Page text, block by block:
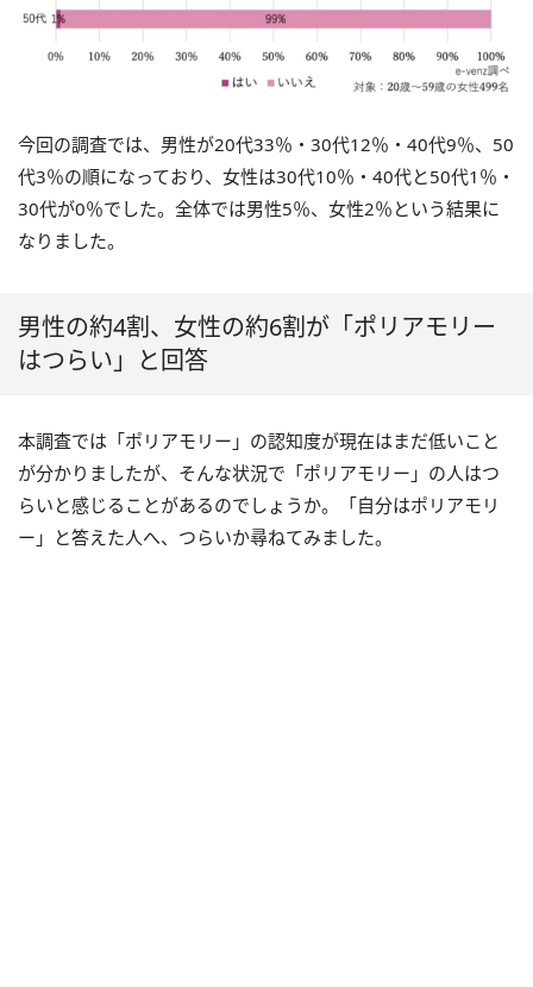
今回の調査では、男性が20代33％・30代12％・40代9％、50
代3％の順になっており、女性は30代10％・40代と50代1％・
30代が0％でした。全体では男性5％、女性2％という結果に
なりました。
男性の約4割、女性の約6割が「ポリアモリー
はつらい」と回答
本調査では「ポリアモリー」の認知度が現在はまだ低いこと
が分かりましたが、そんな状況で「ポリアモリー」の人はつ
らいと感じることがあるのでしょうか。「自分はポリアモリ
ー」と答えた人へ、つらいか尋ねてみました。